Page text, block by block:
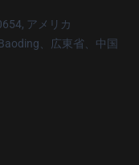
アメリカ
、広東省、中国